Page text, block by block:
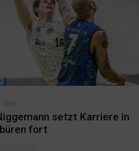
2026
setzt Karriere in
fort